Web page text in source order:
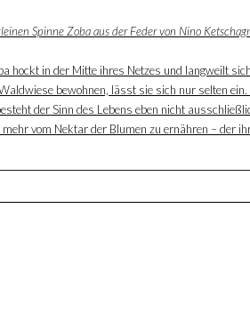
Spinne Zoba aus der Feder von Nino
hockt in der Mitte ihres Netzes und langweilt
bewohnen, lässt sie sich nur selten
der Sinn des Lebens eben nicht
vom Nektar der Blumen zu ernähren – der